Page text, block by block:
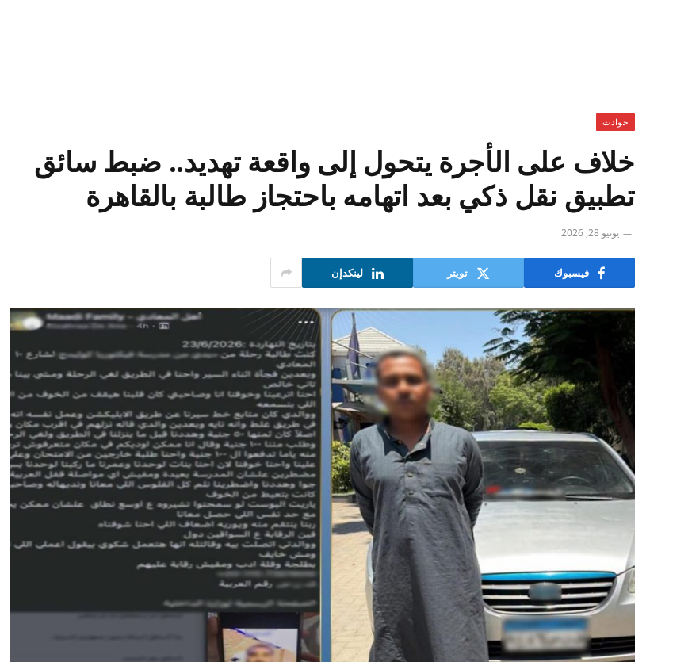
حوادث
خلاف على الأجرة يتحول إلى واقعة تهديد.. ضبط سائق
تطبيق نقل ذكي بعد اتهامه باحتجاز طالبة بالقاهرة
يونيو 28, 2026
فيسبوك تويتر لينكدإن